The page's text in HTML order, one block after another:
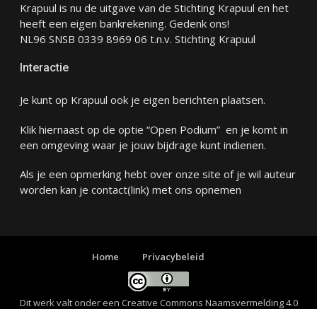
Krapuul is nu de uitgave van de Stichting Krapuul en het
heeft een eigen bankrekening. Gedenk ons!
NL96 SNSB 0339 8969 06 t.n.v. Stichting Krapuul
Interactie
Je kunt op Krapuul ook je eigen berichten plaatsen.
Klik hiernaast op de optie “Open Podium” en je komt in
een omgeving waar je jouw bijdrage kunt indienen.
Als je een opmerking hebt over onze site of je wil auteur
worden kan je contact(link) met ons opnemen
Home Privacybeleid
Dit werk valt onder een Creative Commons Naamsvermelding 4.0